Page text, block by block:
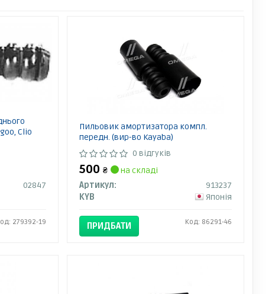
Clio
02847
279392-19
Пильовик амортизатора компл.
передн. (вир-во Kayaba)
0 відгуків
500₴
на складі
Артикул:
913237
KYB
Японія
ПРИДБАТИ Код: 86291-46